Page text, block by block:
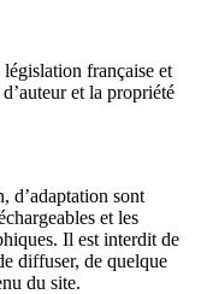
française et
et la propriété
d’adaptation sont
et les
Il est interdit de
diffuser, de quelque
du site.